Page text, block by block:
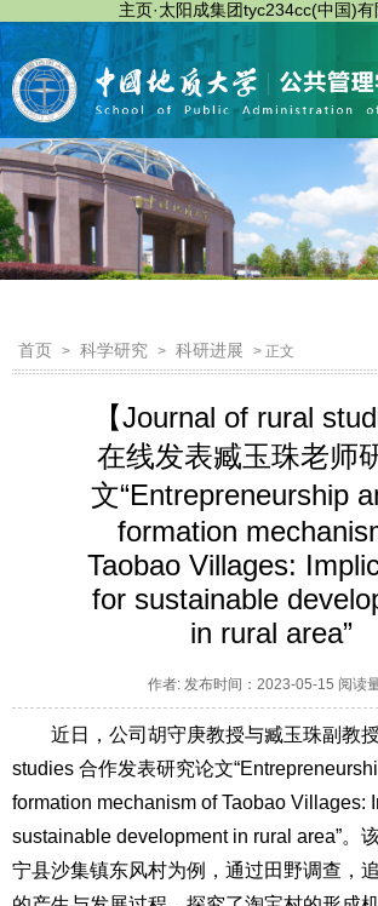
主页·太阳成集团tyc234cc(中国)有
首页 > 科学研究 > 科研进展 > 正文
【Journal of rural
在线发表臧玉珠老师
文“Entrepreneurship
formation
Taobao Villages:
for sustainable
in rural area”
作者: 发布时间：2023-05-15 阅读
近日，公司胡守庚教授与臧玉珠副教
studies 合作发表研究论文
formation mechanism of Taobao Villages:
sustainable development in rural area”。
宁县沙集镇东风村为例，通过田野调查，